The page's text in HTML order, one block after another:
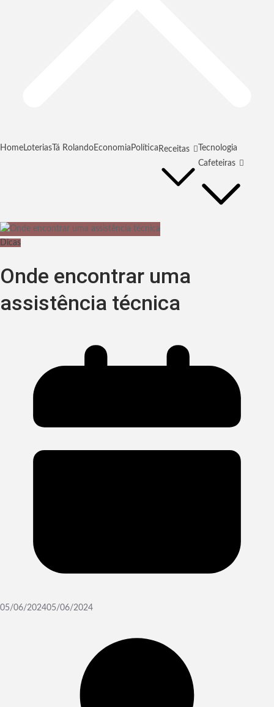
HomeLoterias Tá RolandoEconomia Política Receitas
Tecnologia
Cafeteiras
Dicas
Onde encontrar uma
assistência técnica
05/06/202405/06/2024